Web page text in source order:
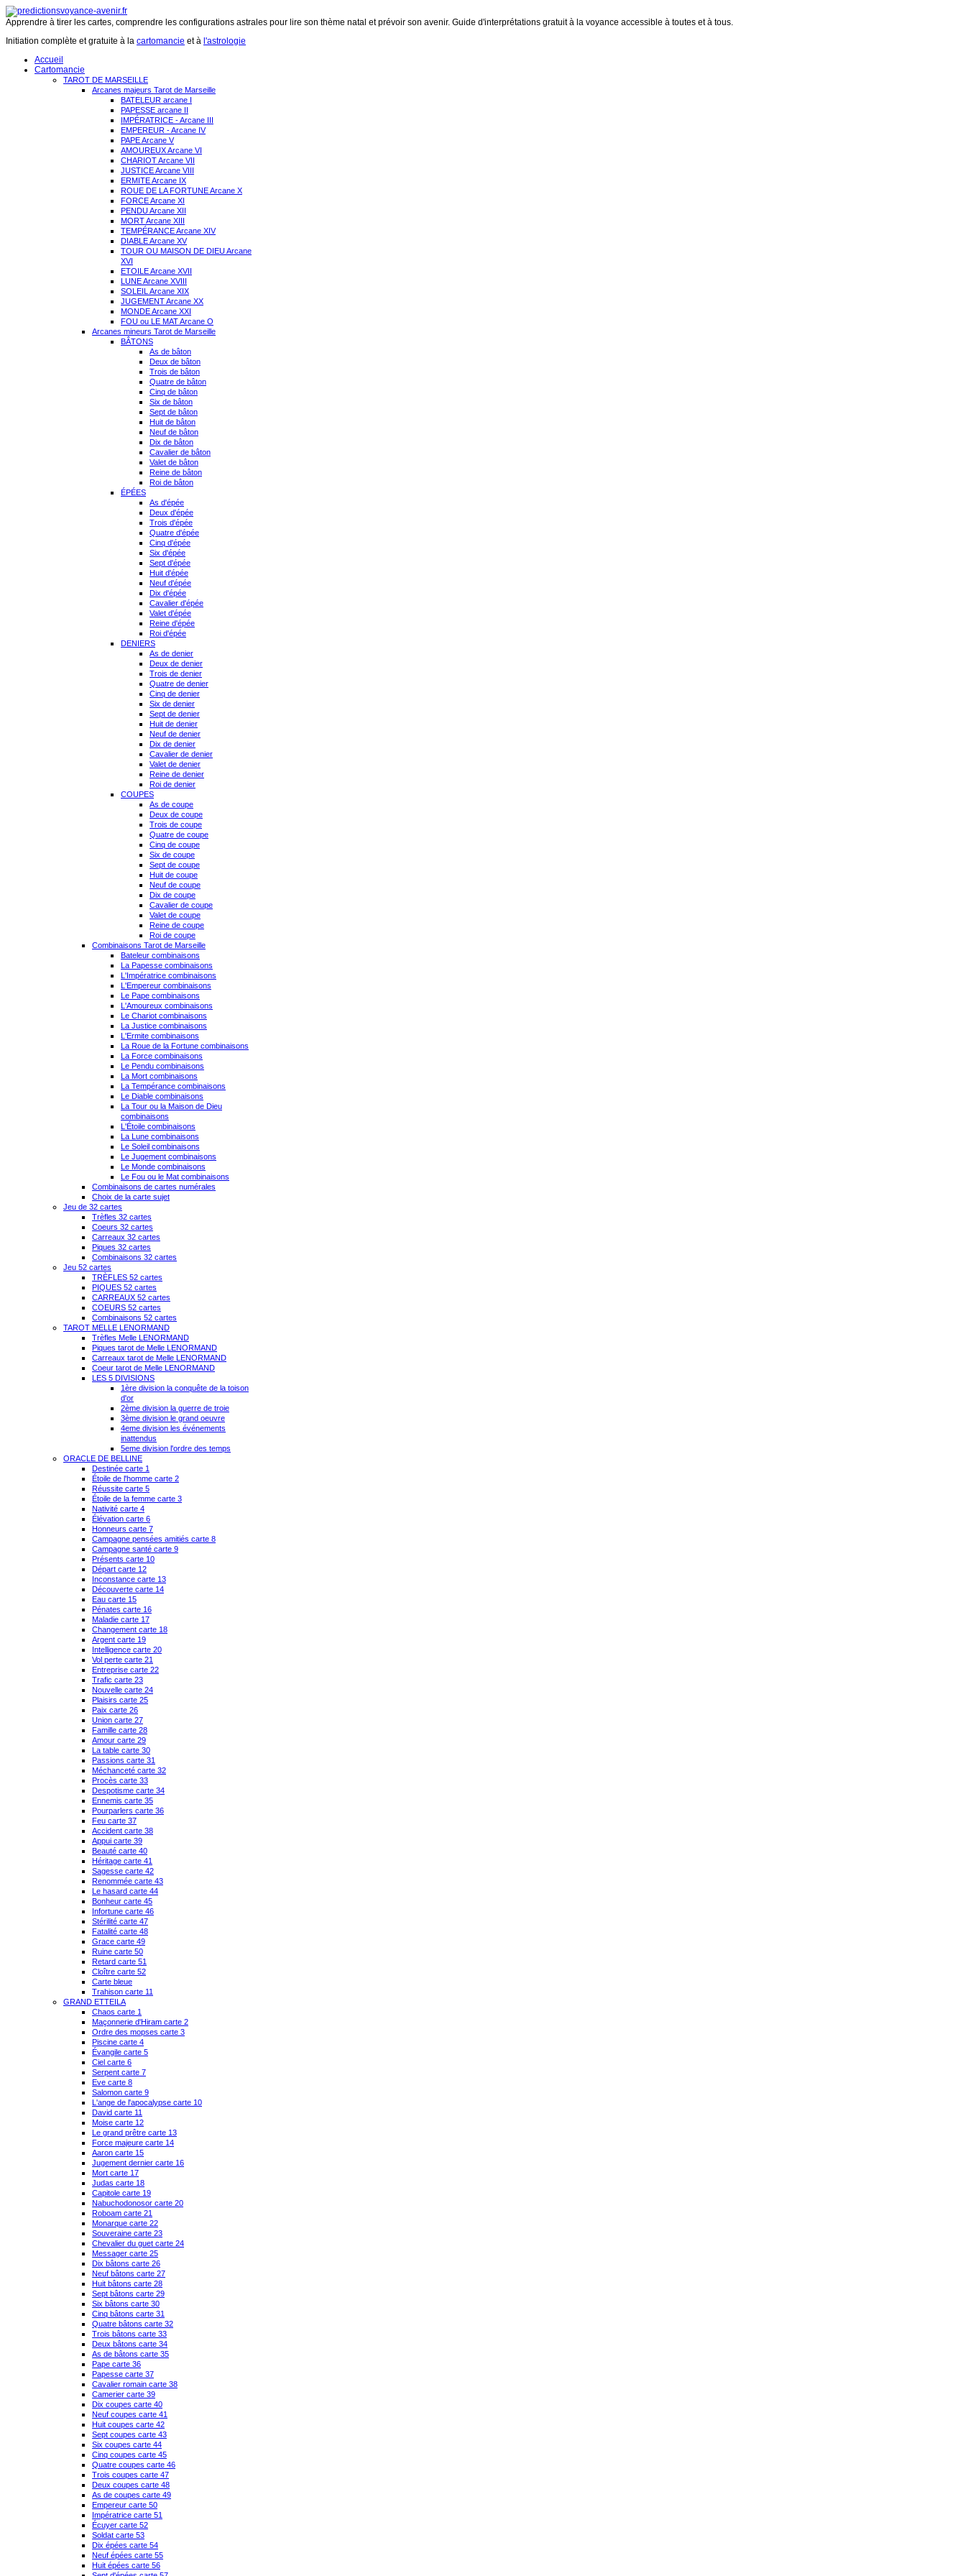
Apprendre à tirer les cartes, comprendre les configurations astrales pour lire son thème natal et prévoir son avenir. Guide d'interprétations gratuit à la voyance accessible à toutes et à tous.
Initiation complète et gratuite à la cartomancie et à l'astrologie
Accueil
Cartomancie
TAROT DE MARSEILLE
Arcanes majeurs Tarot de Marseille
BATELEUR arcane I
PAPESSE arcane II
IMPÉRATRICE - Arcane III
EMPEREUR - Arcane IV
PAPE Arcane V
AMOUREUX Arcane VI
CHARIOT Arcane VII
JUSTICE Arcane VIII
ERMITE Arcane IX
ROUE DE LA FORTUNE Arcane X
FORCE Arcane XI
PENDU Arcane XII
MORT Arcane XIII
TEMPÉRANCE Arcane XIV
DIABLE Arcane XV
TOUR OU MAISON DE DIEU Arcane
XVI
ETOILE Arcane XVII
LUNE Arcane XVIII
SOLEIL Arcane XIX
JUGEMENT Arcane XX
MONDE Arcane XXI
FOU ou LE MAT Arcane O
Arcanes mineurs Tarot de Marseille
BÂTONS
As de bâton
Deux de bâton
Trois de bâton
Quatre de bâton
Cinq de bâton
Six de bâton
Sept de bâton
Huit de bâton
Neuf de bâton
Dix de bâton
Cavalier de bâton
Valet de bâton
Reine de bâton
Roi de bâton
ÉPÉES
As d'épée
Deux d'épée
Trois d'épée
Quatre d'épée
Cinq d'épée
Six d'épée
Sept d'épée
Huit d'épée
Neuf d'épée
Dix d'épée
Cavalier d'épée
Valet d'épée
Reine d'épée
Roi d'épée
DENIERS
As de denier
Deux de denier
Trois de denier
Quatre de denier
Cinq de denier
Six de denier
Sept de denier
Huit de denier
Neuf de denier
Dix de denier
Cavalier de denier
Valet de denier
Reine de denier
Roi de denier
COUPES
As de coupe
Deux de coupe
Trois de coupe
Quatre de coupe
Cinq de coupe
Six de coupe
Sept de coupe
Huit de coupe
Neuf de coupe
Dix de coupe
Cavalier de coupe
Valet de coupe
Reine de coupe
Roi de coupe
Combinaisons Tarot de Marseille
Bateleur combinaisons
La Papesse combinaisons
L'Impératrice combinaisons
L'Empereur combinaisons
Le Pape combinaisons
L'Amoureux combinaisons
Le Chariot combinaisons
La Justice combinaisons
L'Ermite combinaisons
La Roue de la Fortune combinaisons
La Force combinaisons
Le Pendu combinaisons
La Mort combinaisons
La Tempérance combinaisons
Le Diable combinaisons
La Tour ou la Maison de Dieu
combinaisons
L'Étoile combinaisons
La Lune combinaisons
Le Soleil combinaisons
Le Jugement combinaisons
Le Monde combinaisons
Le Fou ou le Mat combinaisons
Combinaisons de cartes numérales
Choix de la carte sujet
Jeu de 32 cartes
Trèfles 32 cartes
Coeurs 32 cartes
Carreaux 32 cartes
Piques 32 cartes
Combinaisons 32 cartes
Jeu 52 cartes
TRÈFLES 52 cartes
PIQUES 52 cartes
CARREAUX 52 cartes
COEURS 52 cartes
Combinaisons 52 cartes
TAROT MELLE LENORMAND
Trèfles Melle LENORMAND
Piques tarot de Melle LENORMAND
Carreaux tarot de Melle LENORMAND
Coeur tarot de Melle LENORMAND
LES 5 DIVISIONS
1ère division la conquête de la toison
d'or
2ème division la guerre de troie
3ème division le grand oeuvre
4eme division les événements
inattendus
5eme division l'ordre des temps
ORACLE DE BELLINE
Destinée carte 1
Étoile de l'homme carte 2
Réussite carte 5
Étoile de la femme carte 3
Nativité carte 4
Élévation carte 6
Honneurs carte 7
Campagne pensées amitiés carte 8
Campagne santé carte 9
Présents carte 10
Départ carte 12
Inconstance carte 13
Découverte carte 14
Eau carte 15
Pénates carte 16
Maladie carte 17
Changement carte 18
Argent carte 19
Intelligence carte 20
Vol perte carte 21
Entreprise carte 22
Trafic carte 23
Nouvelle carte 24
Plaisirs carte 25
Paix carte 26
Union carte 27
Famille carte 28
Amour carte 29
La table carte 30
Passions carte 31
Méchanceté carte 32
Procès carte 33
Despotisme carte 34
Ennemis carte 35
Pourparlers carte 36
Feu carte 37
Accident carte 38
Appui carte 39
Beauté carte 40
Héritage carte 41
Sagesse carte 42
Renommée carte 43
Le hasard carte 44
Bonheur carte 45
Infortune carte 46
Stérilité carte 47
Fatalité carte 48
Grace carte 49
Ruine carte 50
Retard carte 51
Cloître carte 52
Carte bleue
Trahison carte 11
GRAND ETTEILA
Chaos carte 1
Maçonnerie d'Hiram carte 2
Ordre des mopses carte 3
Piscine carte 4
Évangile carte 5
Ciel carte 6
Serpent carte 7
Eve carte 8
Salomon carte 9
L'ange de l'apocalypse carte 10
David carte 11
Moise carte 12
Le grand prêtre carte 13
Force majeure carte 14
Aaron carte 15
Jugement dernier carte 16
Mort carte 17
Judas carte 18
Capitole carte 19
Nabuchodonosor carte 20
Roboam carte 21
Monarque carte 22
Souveraine carte 23
Chevalier du guet carte 24
Messager carte 25
Dix bâtons carte 26
Neuf bâtons carte 27
Huit bâtons carte 28
Sept bâtons carte 29
Six bâtons carte 30
Cinq bâtons carte 31
Quatre bâtons carte 32
Trois bâtons carte 33
Deux bâtons carte 34
As de bâtons carte 35
Pape carte 36
Papesse carte 37
Cavalier romain carte 38
Camerier carte 39
Dix coupes carte 40
Neuf coupes carte 41
Huit coupes carte 42
Sept coupes carte 43
Six coupes carte 44
Cinq coupes carte 45
Quatre coupes carte 46
Trois coupes carte 47
Deux coupes carte 48
As de coupes carte 49
Empereur carte 50
Impératrice carte 51
Écuyer carte 52
Soldat carte 53
Dix épées carte 54
Neuf épées carte 55
Huit épées carte 56